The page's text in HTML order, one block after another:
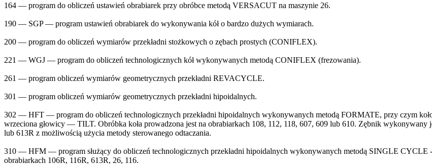
164 — program do obliczeń ustawień obrabiarek przy obróbce metodą VERSACUT na maszynie 26.
190 — SGP — program ustawień obrabiarek do wykonywania kół o bardzo dużych wymiarach.
200 — program do obliczeń wymiarów przekładni stożkowych o zębach prostych (CONIFLEX).
221 — WGJ — program do obliczeń technologicznych kół wykonywanych metodą CONIFLEX (frezowania).
261 — program obliczeń wymiarów geometrycznych przekładni REVACYCLE.
301 — program obliczeń wymiarów geometrycznych przekładni hipoidalnych.
302 — HFT — program do obliczeń technologicznych przekładni hipoidalnych wykonywanych metodą FORMATE, przy czym
wrzeciona głowicy — TILT. Obróbka koła prowadzona jest na obrabiarkach 108, 112, 118, 607, 609 lub 610. Zębnik wykonywany
lub 613R z możliwością użycia metody sterowanego odtaczania.
310 — HFM — program służący do obliczeń technologicznych przekładni hipoidalnych wykonywanych metodą SINGLE CYCLE
obrabiarkach 106R, 116R, 613R, 26, 116.